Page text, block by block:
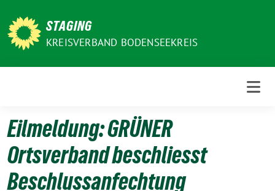
zum
Inhalt
STAGING
KREISVERBAND BODENSEEKREIS
Eilmeldung: GRÜNER
Ortsverband beschliesst
Beschlussanfechtung